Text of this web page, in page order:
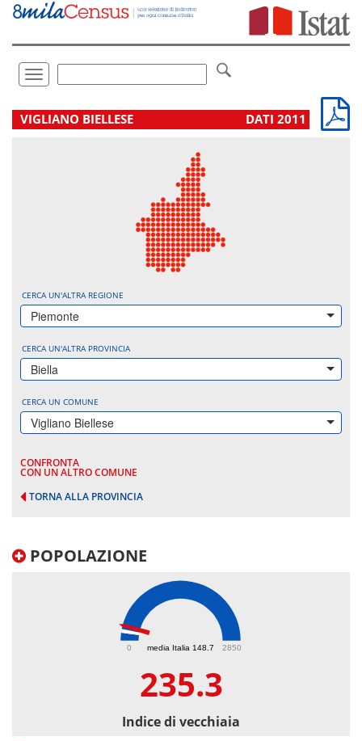
Vai
direttamente
Toggle
navigation
.
VIGLIANO BIELLESE DATI 2011
CERCA UN'ALTRA REGIONE
Piemonte
CERCA UN'ALTRA PROVINCIA
Biella
CERCA UN COMUNE
Vigliano Biellese
CONFRONTA
CON UN ALTRO COMUNE
TORNA ALLA PROVINCIA
POPOLAZIONE
media Italia 148.7
0 2850
235.3
Indice di vecchiaia